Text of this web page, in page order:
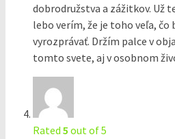
dobrodružstva a zážitkov. Už
lebo verím, že je toho veľa, čo
vyrozprávať. Držím palce v
tomto svete, aj v osobnom
Rated 5 out of 5